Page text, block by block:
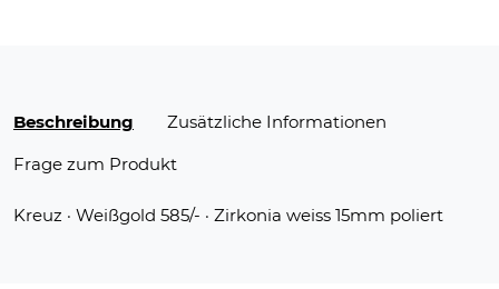
Beschreibung
Zusätzliche Informationen
Frage zum Produkt
Kreuz · Weißgold 585/- · Zirkonia weiss 15mm poliert